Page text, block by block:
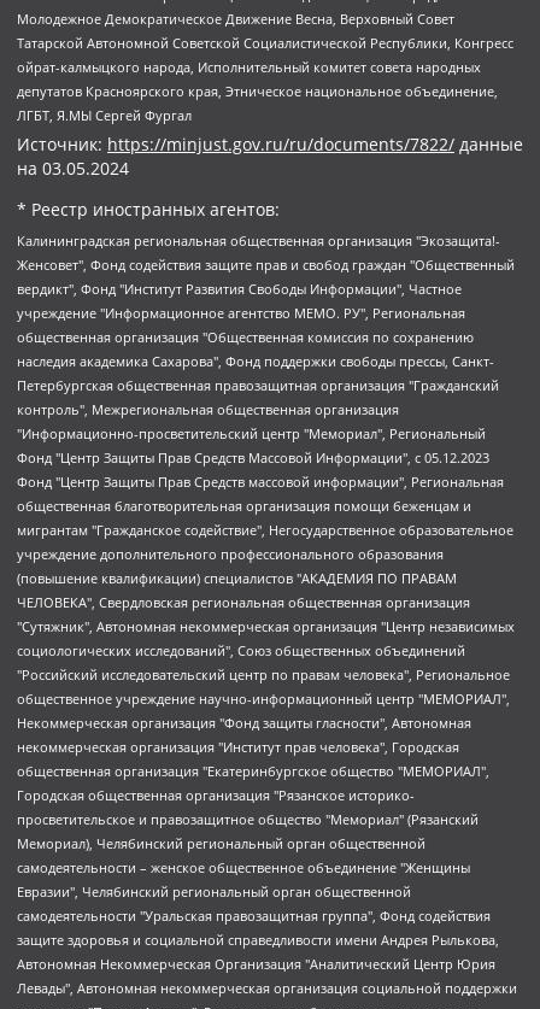
Молодежное Демократическое Движение Весна, Верховный Совет
Татарской Автономной Советской Социалистической Республики, Конгресс
ойрат-калмыцкого народа, Исполнительный комитет совета народных
депутатов Красноярского края, Этническое национальное объединение,
ЛГБТ, Я.МЫ Сергей Фургал
Источник: https://minjust.gov.ru/ru/documents/7822/ данные
на 03.05.2024
* Реестр иностранных агентов:
Калининградская региональная общественная организация "Экозащита!-Женсовет", Фонд содействия защите прав и свобод граждан "Общественный вердикт", Фонд "Институт Развития Свободы Информации", Частное учреждение "Информационное агентство МЕМО. РУ", Региональная общественная организация "Общественная комиссия по сохранению наследия академика Сахарова", Фонд поддержки свободы прессы, Санкт-Петербургская общественная правозащитная организация "Гражданский контроль", Межрегиональная общественная организация "Информационно-просветительский центр "Мемориал", Региональный Фонд "Центр Защиты Прав Средств Массовой Информации", с 05.12.2023 Фонд "Центр Защиты Прав Средств массовой информации", Региональная общественная благотворительная организация помощи беженцам и мигрантам "Гражданское содействие", Негосударственное образовательное учреждение дополнительного профессионального образования (повышение квалификации) специалистов "АКАДЕМИЯ ПО ПРАВАМ ЧЕЛОВЕКА", Свердловская региональная общественная организация "Сутяжник", Автономная некоммерческая организация "Центр независимых социологических исследований", Союз общественных объединений "Российский исследовательский центр по правам человека", Региональное общественное учреждение научно-информационный центр "МЕМОРИАЛ", Некоммерческая организация "Фонд защиты гласности", Автономная некоммерческая организация "Институт прав человека", Городская общественная организация "Екатеринбургское общество "МЕМОРИАЛ", Городская общественная организация "Рязанское историко-просветительское и правозащитное общество "Мемориал" (Рязанский Мемориал), Челябинский региональный орган общественной самодеятельности – женское общественное объединение "Женщины Евразии", Челябинский региональный орган общественной самодеятельности "Уральская правозащитная группа", Фонд содействия защите здоровья и социальной справедливости имени Андрея Рылькова, Автономная Некоммерческая Организация "Аналитический Центр Юрия Левады", Автономная некоммерческая организация социальной поддержки населения "Проект Апрель", Региональная общественная организация помощи женщинам и детям, находящимся в кризисной ситуации "Информационно-методический центр "Анна", Фонд содействия развитию массовых коммуникаций и правовому просвещению "Так-так-Так", Фонд содействия устойчивому развитию "Серебряная тайга", Свердловский региональный общественный фонд социальных проектов "Новое время", "Idel.Реалии", Кавказ.Реалии, Крым.Реалии, Телеканал Настоящее Время, Татаро-башкирская служба Радио Свобода (Azatliq Radiosi), Радио Свободная Европа/Радио Свобода (PCE/PC), "Сибирь.Реалии", "Фактограф", Благотворительный фонд помощи осужденным и их семьям, Автономная некоммерческая организация "Институт глобализации и социальных движений", Фонд "В защиту прав заключенных", Частное учреждение "Центр поддержки и содействия развитию средств массовой информации", Пензенский региональный общественный благотворительный фонд "Гражданский союз", "Север.Реалии", Некоммерческая организация Фонд "Правовая инициатива", Общество с ограниченной ответственностью "Радио Свободная Европа/Радио Свобода", Чешское информационное агентство "MEDIUM-ORIENT", Красноярская региональная общественная организация "Мы против СПИДа", Камалягин Денис Николаевич, Маркелов Сергей Евгеньевич, Пономарев Лев Александрович, Савицкая Людмила Алексеевна, Автономная некоммерческая организация "Центр по работе с проблемой насилия "НАСИЛИЮ.НЕТ", Межрегиональный профессиональный союз работников здравоохранения "Альянс врачей", Юридическое лицо, зарегистрированное в Латвийской Республике, SIA "Medusa Project" (регистрационный номер 40103797863, дата регистрации 10.06.2014), Некоммерческая организация "Фонд по борьбе с коррупцией", Автономная некоммерческая организация "Институт права и публичной политики", Баданин Роман Сергеевич, Гликин Максим Александрович, Железнова Мария Михайловна, Лукьянова Юлия Сергеевна, Маетная Елизавета Витальевна, Маняхин Петр Борисович, Чуракова Ольга Владимировна, Ярош Юлия Петровна, Юридическое лицо "The Insider SIA", зарегистрированное в Риге, Латвийская Республика (дата регистрации 26.06.2015), являющееся администратором доменного имени интернет-издания "The Insider SIA", https://theins.ru, Постернак Алексей Евгеньевич, Рубин Михаил Аркадьевич, Анин Роман Александрович, Юридическое лицо Istories fonds, зарегистрированное в Латвийской Республике (регистрационный номер 50008295751, дата регистрации 24.02.2020), Великовский Дмитрий Александрович, Долинина Ирина Николаевна, Мароховская Алеся Алексеевна, Шлейнов Роман Юрьевич, Шмагун Олеся Валентиновна, Общество с ограниченной ответственностью "Альтаир 2021", Общество с ограниченной ответственностью "Вега 2021", Общество с ограниченной ответственностью "Главный редактор 2021", Общество с ограниченной ответственностью "Ромашки монолит", Важенков Артем Валерьевич, Ивановская областная общественная организация "Центр гендерных исследований", Гурман Юрий Альбертович, Медиапроект "ОВД-Инфо", Егоров Владимир Владимирович, Жилинский Владимир Александрович, Общество с ограниченной ответственностью "ЗП", Иванова София Юрьевна, Карезина Инна Павловна, Кильтау Екатерина Викторовна, Петров Алексей Викторович, Пискунов Сергей Евгеньевич, Смирнов Сергей Сергеевич, Тихонов Михаил Сергеевич, Общество с ограниченной ответственностью "ЖУРНАЛИСТ-ИНОСТРАННЫЙ АГЕНТ", Арапова Галина Юрьевна, Вольтская Татьяна Анатольевна, Американская компания "Mason G.E.S. Anonymous Foundation" (США), являющаяся владельцем интернет-издания https://mnews.world/, Компания "Stichting Bellingcat", зарегистрированная в Нидерландах (дата регистрации 11.07.2018), Захаров Андрей Вячеславович, Клепиковская Екатерина Дмитриевна, Общество с ограниченной ответственностью "МЕМО", Перл Роман Александрович, Симонов Евгений Алексеевич, Соловьева Елена Анатольевна, Сотников Даниил Владимирович, Сурначева Елизавета Дмитриевна, Автономная некоммерческая организация по защите прав человека и информированию населения "Якутия – Наше Мнение", Общество с ограниченной ответственностью "Москоу диджитал медиа", с 26.01.2023 Общество с ограниченной ответственностью "Чайка Белые сады", Ветошкина Валерия Валерьевна, Заговора Максим Александрович, Межрегиональное общественное движение "Российская ЛГБТ - сеть", Оленичев Максим Владимирович, Павлов Иван Юрьевич, Скворцова Елена Сергеевна, Общество с ограниченной ответственностью "Как бы инагент", Кочетков Игорь Викторович, Общество с ограниченной ответственностью "Честные выборы", Еланчик Олег Александрович, Общество с ограниченной ответственностью "Нобелевский призыв", Гималова Регина Эмилевна, Григорьев Андрей Валерьевич, Григорьева Алина Александровна, Ассоциация по содействию защите прав призывников, альтернативнослужащих и военнослужащих "Правозащитная группа "Гражданин.Армия.Право", Хисамова Регина Фаритовна, Автономная некоммерческая организация по реализации социально-правовых программ "Лилит", Дальневосточное общественное движение "Маяк", Санкт-Петербургская ЛГБТ-инициативная группа "Выход", Инициативная группа ЛГБТ+ "Реверс", Алексеев Андрей Викторович, Бекбулатова Таисия Львовна, Беляев Иван Михайлович, Владыкина Елена Сергеевна, Гельман Марат Александрович, Никульшина Вероника Юрьевна, Толоконникова Надежда Андреевна, Шендерович Виктор Анатольевич, Общество с ограниченной ответственностью "Данное сообщение", Общество с ограниченной ответственностью Издательский дом "Новая глава", Айнбиндер Александра Александровна, Московский комьюнити-центр для ЛГБТ+инициатив, Благотворительный фонд развития филантропии, Deutsche Welle (Германия, Kurt-Schumacher-Strasse 3, 53113 Bonn), Борзунова Мария Михайловна, Воробьев Виктор Викторович, Голубева Анна Львовна, Константинова Алла Михайловна, Малкова Ирина Владимировна, Мурадов Мурад Абдулгалимович, Осетинская Елизавета Николаевна, Понасенков Евгений Николаевич, Ганапольский Матвей Юрьевич, Киселев Евгений Алексеевич, Борухович Ирина Григорьевна, Дремин Иван Тимофеевич, Дубровский Дмитрий Викторович, Красноярская региональная общественная организация поддержки и развития альтернативных образовательных технологий и межкультурных коммуникаций "ИНТЕРРА", Маяковская Екатерина Алексеевна, Фейгин Марк Захарович, Филимонов Андрей Викторович, Дзугкоева Регина Николаевна, Доброхотов Роман Александрович, Дудь Юрий Александрович, Елкин Сергей Владимирович, Кругликов Кирилл Игоревич, Сабунаева Мария Леонидовна, Семенов Алексей Владимирович, Шаинян Карен Багратович, Шульман Екатерина Михайловна, Асафьев Артур Валерьевич, Вахштайн Виктор Семенович, Венедиктов Алексей Алексеевич, Лушникова Екатерина Евгеньевна, Волков Леонид Михайлович, Невзоров Александр Глебович, Пархоменко Сергей Борисович, Сироткин Ярослав Николаевич, Кара-Мурза Владимир Владимирович, Баранова Наталья Владимировна, Гозман Леонид Яковлевич, Кагарлицкий Борис Юльевич, Климарев Михаил Валерьевич, Милов Владимир Станиславович, Автономная некоммерческая организация Краснодарский центр современного искусства "Типография", Моргенштерн Алишер Тагирович, Соболь Любовь Эдуардовна, Общество с ограниченной ответственностью "ЛИЗА НОРМ", Каспаров Гарри Кимович, Ходорковский Михаил Борисович, Общество с ограниченной ответственностью "Апрельские тезисы", Данилович Ирина Брониславовна, Кашин Олег Владимирович, Петров Николай Владимирович, Пивоваров Алексей Владимирович, Соколов Михаил Владимирович, Цветкова Юлия Владимировна, Чичваркин Евгений Александрович, Комитет против пыток/Команда против пыток, Общество с ограниченной ответственностью "Первый научный", Общество с ограниченной ответственностью "Вертолет и ко", Белоцерковская Вероника Борисовна, Кац Максим Евгеньевич, Лазарева Татьяна Юрьевна, Шаведдинов Руслан Табризович, Яшин Илья Валерьевич, Общество с ограниченной ответственностью "Иноагент ААВ", Алешковский Дмитрий Петрович, Альбац Евгения Марковна, Быков Дмитрий Львович, Галямина Юлия Евгеньевна, Лойко Сергей Леонидович, Мартынов Кирилл Константинович, Медведев Сергей Александрович, Крашенинников Федор Геннадиевич, Гордеева Катерина Вл